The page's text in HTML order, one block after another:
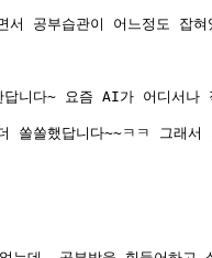
공부습관이 어느정도 잡
니다~ 요즘 AI가 어디서
쏠했답니다~~ㅋㅋ 그래